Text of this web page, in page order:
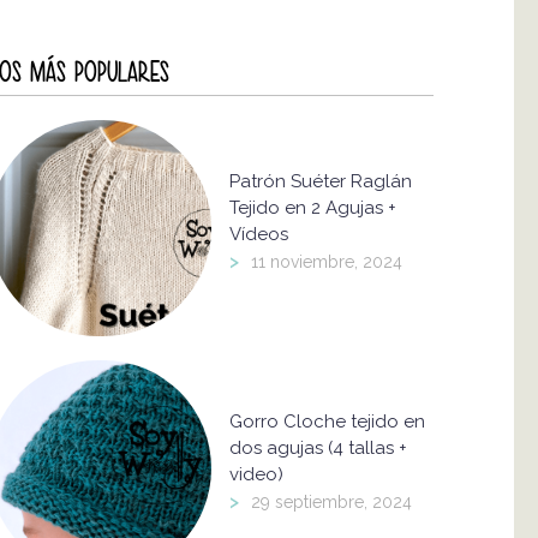
MÁS POPULARES
Patrón Suéter Raglán
Tejido en 2 Agujas +
Vídeos
> 11 noviembre, 2024
Gorro Cloche tejido en
dos agujas (4 tallas +
video)
> 29 septiembre, 2024